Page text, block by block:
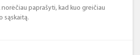
norėčiau paprašyti, kad kuo greičiau
sąskaitą.